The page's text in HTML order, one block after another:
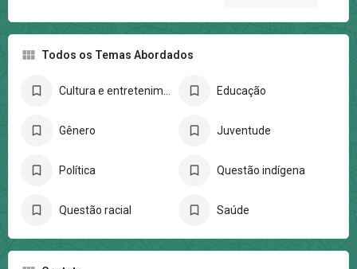
Todos os Temas Abordados
Cultura e entretenimento Educação
Gênero Juventude
Política Questão indígena
Questão racial Saúde